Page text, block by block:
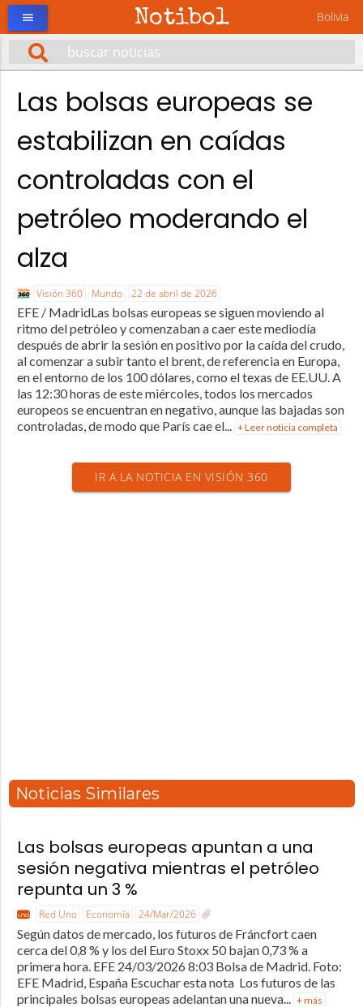
Notibol Bolivia
menu
Las bolsas europeas se
estabilizan en caídas
controladas con el
petróleo moderando el
alza
Visión 360 Mundo 22 de abril de 2026
EFE / MadridLas bolsas europeas se siguen moviendo al
ritmo del petróleo y comenzaban a caer este mediodía
después de abrir la sesión en positivo por la caída del crudo,
al comenzar a subir tanto el brent, de referencia en Europa,
en el entorno de los 100 dólares, como el texas de EE.UU. A
las 12:30 horas de este miércoles, todos los mercados
europeos se encuentran en negativo, aunque las bajadas son
controladas, de modo que París cae el... + Leer noticia completa
IR A LA NOTICIA EN VISIÓN 360
Noticias Similares
Las bolsas europeas apuntan a una
sesión negativa mientras el petróleo
repunta un 3 %
Red Uno Economía 24/Mar/2026
Según datos de mercado, los futuros de Fráncfort caen
cerca del 0,8 % y los del Euro Stoxx 50 bajan 0,73 % a
primera hora. EFE 24/03/2026 8:03 Bolsa de Madrid. Foto:
EFE Madrid, España Escuchar esta nota Los futuros de las
principales bolsas europeas adelantan una nueva... + más